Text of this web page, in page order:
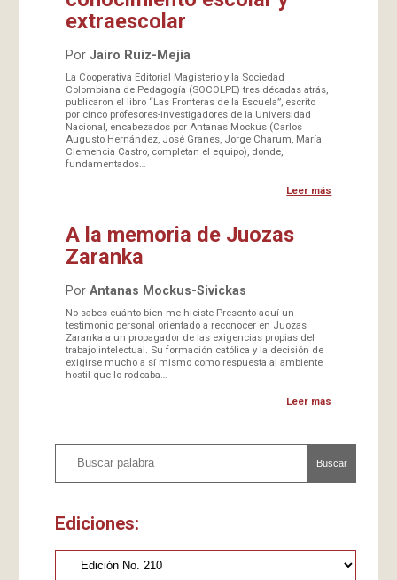
extraescolar
Por Jairo Ruiz-Mejía
La Cooperativa Editorial Magisterio y la Sociedad
Colombiana de Pedagogía (SOCOLPE) tres décadas atrás,
publicaron el libro “Las Fronteras de la Escuela”, escrito
por cinco profesores-investigadores de la Universidad
Nacional, encabezados por Antanas Mockus (Carlos
Augusto Hernández, José Granes, Jorge Charum, María
Clemencia Castro, completan el equipo), donde,
fundamentados…
Leer más
A la memoria de Juozas
Zaranka
Por Antanas Mockus-Sivickas
No sabes cuánto bien me hiciste Presento aquí un
testimonio personal orientado a reconocer en Juozas
Zaranka a un propagador de las exigencias propias del
trabajo intelectual. Su formación católica y la decisión de
exigirse mucho a sí mismo como respuesta al ambiente
hostil que lo rodeaba…
Leer más
Buscar
Ediciones: